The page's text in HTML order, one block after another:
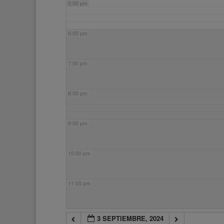
5:00 pm
6:00 pm
7:00 pm
8:00 pm
9:00 pm
10:00 pm
11:00 pm
3 SEPTIEMBRE, 2024